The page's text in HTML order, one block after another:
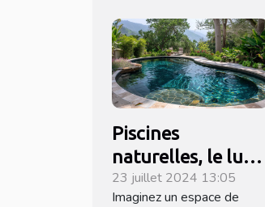
Piscines
naturelles, le luxe
écologique chez
23 juillet 2024 13:05
Imaginez un espace de